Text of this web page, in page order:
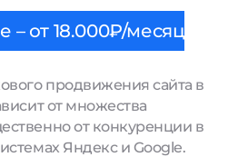
– от 18.000₽/месяц
продвижения сайта в
от множества
от конкуренции в
Яндекс и Google.